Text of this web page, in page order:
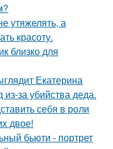
утяжелять, а
красоту.
близко для
Екатерина
за убийства деда.
себя в роли
двое!
бьюти - портрет